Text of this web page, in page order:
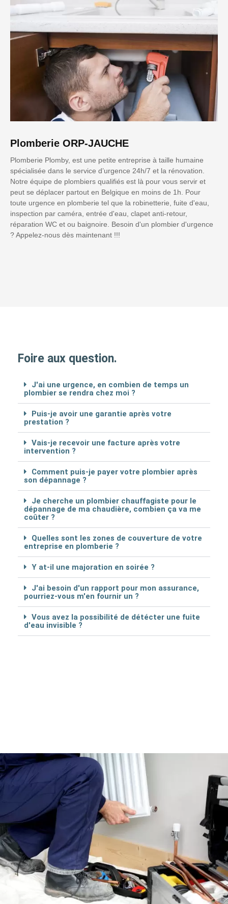
Plomberie ORP-JAUCHE
Plomberie Plomby, est une petite entreprise à taille humaine
spécialisée dans le service d’urgence 24h/7 et la rénovation.
Notre équipe de plombiers qualifiés est là pour vous servir et
peut se déplacer partout en Belgique en moins de 1h. Pour
toute urgence en plomberie tel que la robinetterie, fuite d'eau,
inspection par caméra, entrée d'eau, clapet anti-retour,
réparation WC et ou baignoire. Besoin d'un plombier d'urgence
? Appelez-nous dès maintenant !!!
Foire aux question.
J'ai une urgence, en combien de temps un
plombier se rendra chez moi ?
Puis-je avoir une garantie après votre
prestation ?
Vais-je recevoir une facture après votre
intervention ?
Comment puis-je payer votre plombier après
son dépannage ?
Je cherche un plombier chauffagiste pour le
dépannage de ma chaudière, combien ça va me
coûter ?
Quelles sont les zones de couverture de votre
entreprise en plomberie ?
Y at-il une majoration en soirée ?
J'ai besoin d'un rapport pour mon assurance,
pourriez-vous m'en fournir un ?
Vous avez la possibilité de détécter une fuite
d'eau invisible ?